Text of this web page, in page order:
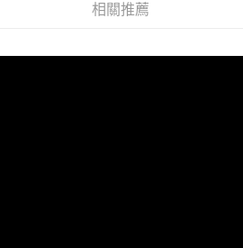
相關推薦